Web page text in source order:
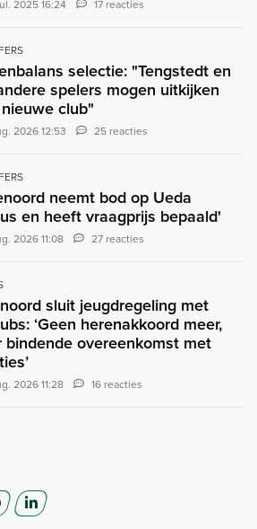
2025 16:24 17 reacties
selectie: "Tengstedt en
spelers mogen uitkijken
club"
2026 12:53 25 reacties
neemt bod op Ueda
en heeft vraagprijs bepaald'
2026 11:08 27 reacties
sluit jeugdregeling met
‘Geen herenakkoord meer,
bindende overeenkomst met
2026 11:28 16 reacties